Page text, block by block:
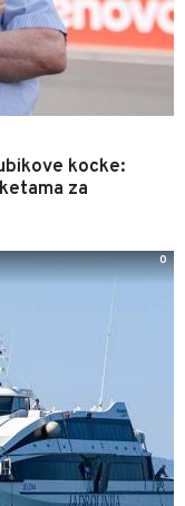
kocke:
za
0